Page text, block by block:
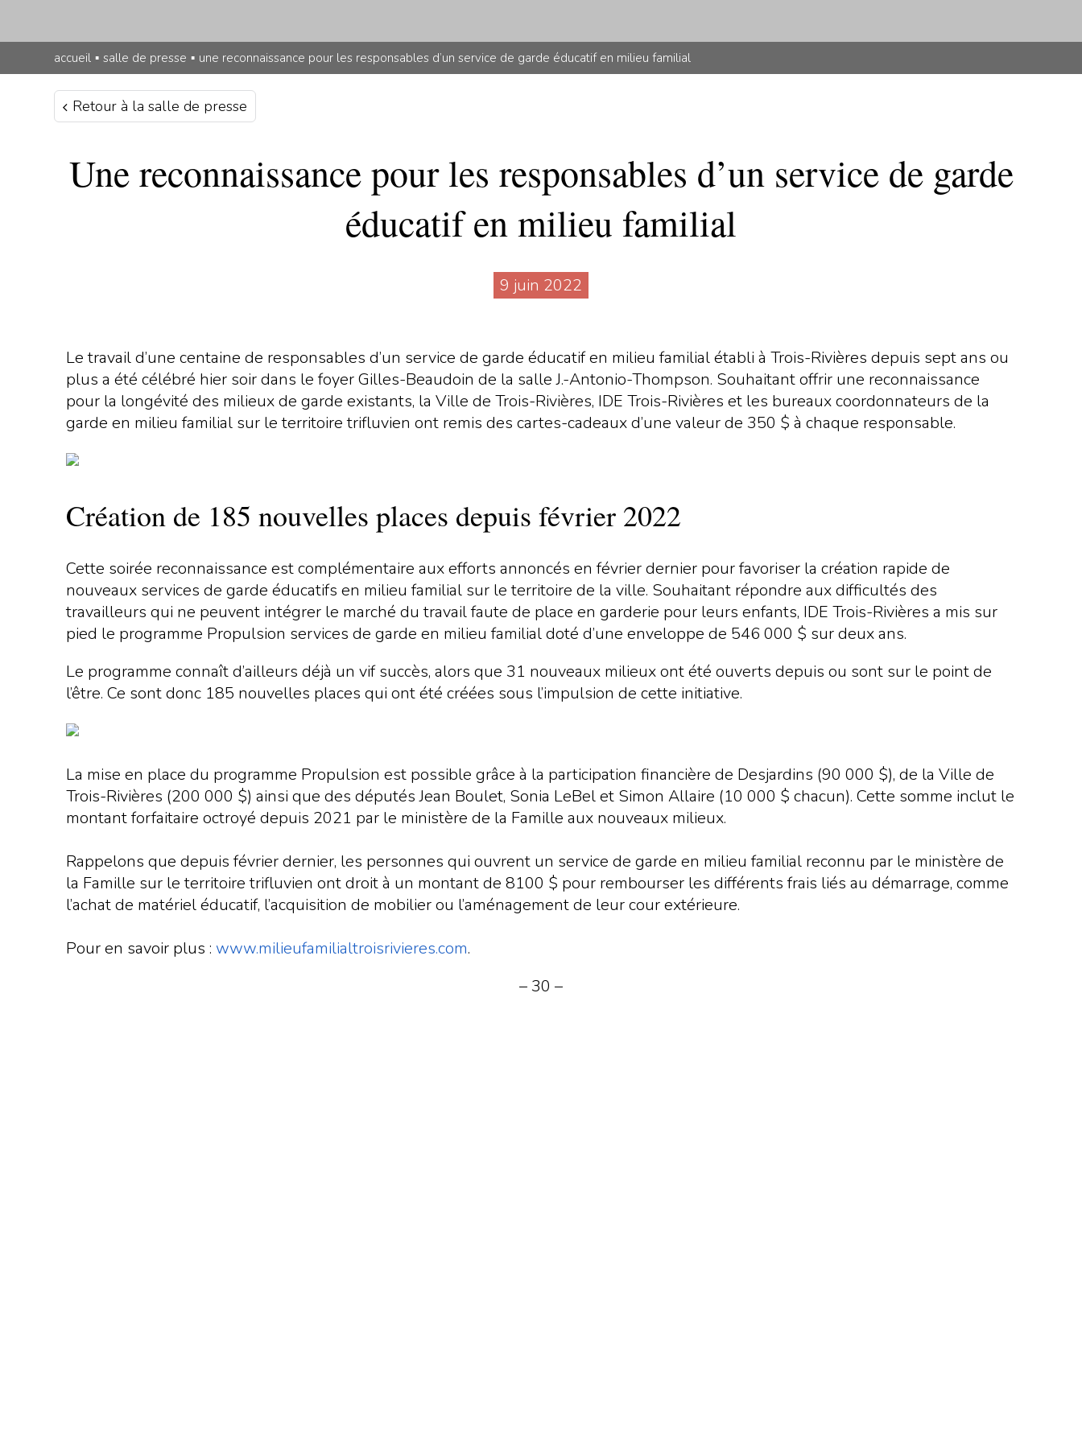
accueil ▪ salle de presse ▪ une reconnaissance pour les responsables d’un service de garde éducatif en milieu familial
Retour à la salle de presse
Une reconnaissance pour les responsables d’un service de garde
éducatif en milieu familial
9 juin 2022
Le travail d’une centaine de responsables d’un service de garde éducatif en milieu familial établi à Trois-Rivières depuis sept ans ou
plus a été célébré hier soir dans le foyer Gilles-Beaudoin de la salle J.-Antonio-Thompson. Souhaitant offrir une reconnaissance
pour la longévité des milieux de garde existants, la Ville de Trois-Rivières, IDE Trois-Rivières et les bureaux coordonnateurs de la
garde en milieu familial sur le territoire trifluvien ont remis des cartes-cadeaux d’une valeur de 350 $ à chaque responsable.
Création de 185 nouvelles places depuis février 2022
Cette soirée reconnaissance est complémentaire aux efforts annoncés en février dernier pour favoriser la création rapide de
nouveaux services de garde éducatifs en milieu familial sur le territoire de la ville. Souhaitant répondre aux difficultés des
travailleurs qui ne peuvent intégrer le marché du travail faute de place en garderie pour leurs enfants, IDE Trois-Rivières a mis sur
pied le programme Propulsion services de garde en milieu familial doté d’une enveloppe de 546 000 $ sur deux ans.
Le programme connaît d’ailleurs déjà un vif succès, alors que 31 nouveaux milieux ont été ouverts depuis ou sont sur le point de
l’être. Ce sont donc 185 nouvelles places qui ont été créées sous l’impulsion de cette initiative.
La mise en place du programme Propulsion est possible grâce à la participation financière de Desjardins (90 000 $), de la Ville de
Trois-Rivières (200 000 $) ainsi que des députés Jean Boulet, Sonia LeBel et Simon Allaire (10 000 $ chacun). Cette somme inclut le
montant forfaitaire octroyé depuis 2021 par le ministère de la Famille aux nouveaux milieux.
Rappelons que depuis février dernier, les personnes qui ouvrent un service de garde en milieu familial reconnu par le ministère de
la Famille sur le territoire trifluvien ont droit à un montant de 8100 $ pour rembourser les différents frais liés au démarrage, comme
l’achat de matériel éducatif, l’acquisition de mobilier ou l’aménagement de leur cour extérieure.
Pour en savoir plus : www.milieufamilialtroisrivieres.com.
– 30 –